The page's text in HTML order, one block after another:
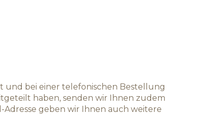
und bei einer telefonischen Bestellung
haben, senden wir Ihnen zudem
geben wir Ihnen auch weitere